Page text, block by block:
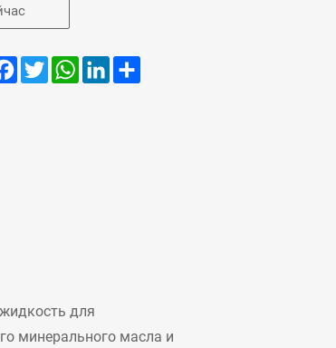
Facebook
TwitterWhatsAppLinkedIn
для
минерального масла и